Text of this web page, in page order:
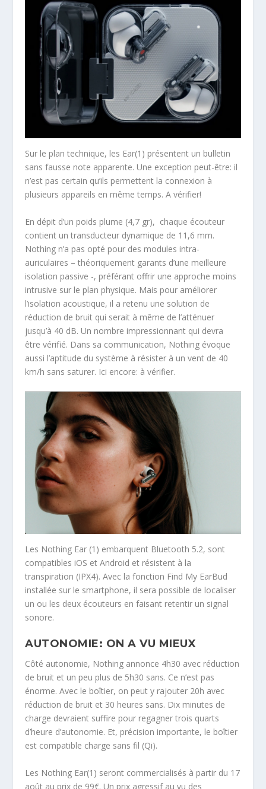
Sur le plan technique, les Ear(1) présentent un bulletin
sans fausse note apparente. Une exception peut-être: il
n’est pas certain qu’ils permettent la connexion à
plusieurs appareils en même temps. A vérifier!
En dépit d’un poids plume (4,7 gr), chaque écouteur
contient un transducteur dynamique de 11,6 mm.
Nothing n’a pas opté pour des modules intra-
auriculaires – théoriquement garants d’une meilleure
isolation passive -, préférant offrir une approche moins
intrusive sur le plan physique. Mais pour améliorer
l’isolation acoustique, il a retenu une solution de
réduction de bruit qui serait à même de l’atténuer
jusqu’à 40 dB. Un nombre impressionnant qui devra
être vérifié. Dans sa communication, Nothing évoque
aussi l’aptitude du système à résister à un vent de 40
km/h sans saturer. Ici encore: à vérifier.
Les Nothing Ear (1) embarquent Bluetooth 5.2, sont
compatibles iOS et Android et résistent à la
transpiration (IPX4). Avec la fonction Find My EarBud
installée sur le smartphone, il sera possible de localiser
un ou les deux écouteurs en faisant retentir un signal
sonore.
AUTONOMIE: ON A VU MIEUX
Côté autonomie, Nothing annonce 4h30 avec réduction
de bruit et un peu plus de 5h30 sans. Ce n’est pas
énorme. Avec le boîtier, on peut y rajouter 20h avec
réduction de bruit et 30 heures sans. Dix minutes de
charge devraient suffire pour regagner trois quarts
d’heure d’autonomie. Et, précision importante, le boîtier
est compatible charge sans fil (Qi).
Les Nothing Ear(1) seront commercialisés à partir du 17
août au prix de 99€. Un prix agressif au vu des